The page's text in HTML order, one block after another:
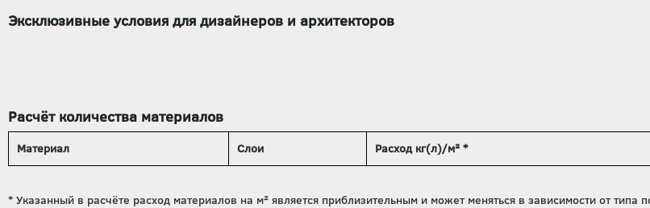
Эксклюзивные условия для дизайнеров и архитекторов
Расчёт количества материалов
Материал Слои Расход кг(л)/м² *